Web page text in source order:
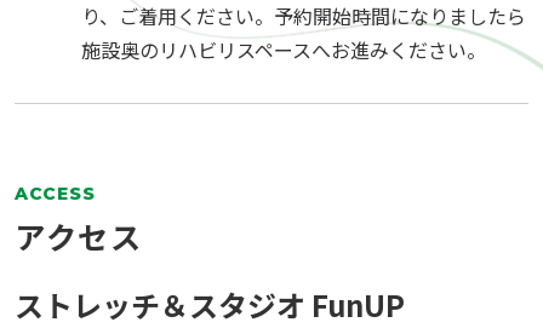
り、ご着用ください。予約開始時間になりましたら
施設奥のリハビリスペースへお進みください。
ACCESS
アクセス
ストレッチ＆スタジオ FunUP